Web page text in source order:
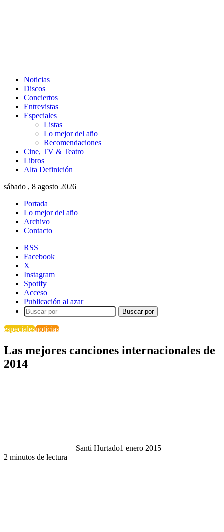
Noticias
Discos
Conciertos
Entrevistas
Especiales
Listas
Lo mejor del año
Recomendaciones
Cine, TV & Teatro
Libros
Alta Definición
sábado , 8 agosto 2026
Portada
Lo mejor del año
Archivo
Contacto
RSS
Facebook
X
Instagram
Spotify
Acceso
Publicación al azar
Buscar por
especialesnoticias
Las mejores canciones internacionales de
2014
Santi Hurtado1 enero 2015
2 minutos de lectura